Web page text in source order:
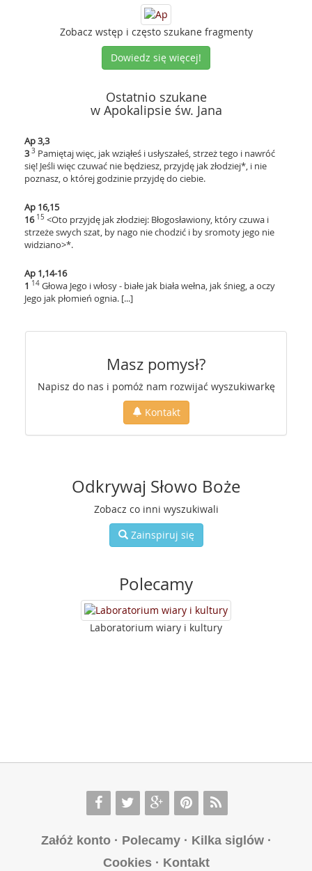
Zobacz wstęp i często szukane fragmenty
Dowiedz się więcej!
Ostatnio szukane
w Apokalipsie św. Jana
Ap 3,3
3 3 Pamiętaj więc, jak wziąłeś i usłyszałeś, strzeż tego i nawróć
się! Jeśli więc czuwać nie będziesz, przyjdę jak złodziej*, i nie
poznasz, o której godzinie przyjdę do ciebie.
Ap 16,15
16 15 <Oto przyjdę jak złodziej: Błogosławiony, który czuwa i
strzeże swych szat, by nago nie chodzić i by sromoty jego nie
widziano>*.
Ap 1,14-16
1 14 Głowa Jego i włosy - białe jak biała wełna, jak śnieg, a oczy
Jego jak płomień ognia. [...]
Masz pomysł?
Napisz do nas i pomóż nam rozwijać wyszukiwarkę
Kontakt
Odkrywaj Słowo Boże
Zobacz co inni wyszukiwali
Zainspiruj się
Polecamy
Laboratorium wiary i kultury
Załóż konto· Polecamy· Kilka siglów·
Cookies· Kontakt